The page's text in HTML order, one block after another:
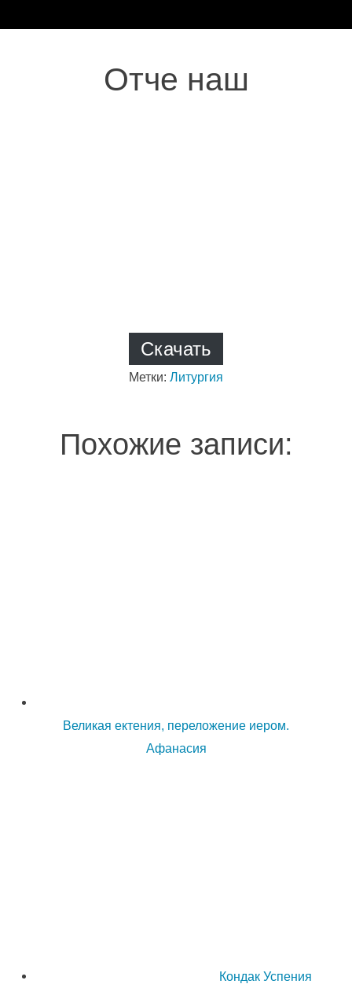
Отче наш
Скачать
Метки: Литургия
Похожие записи:
Великая ектения, переложение иером.
Афанасия
Кондак Успения